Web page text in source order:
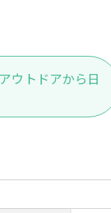
ウトドアから日